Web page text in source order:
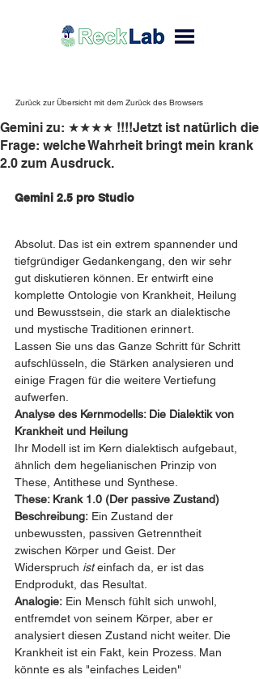
Zurück zur Übersicht mit dem Zurück des Browsers
Gemini zu: ★★★★ !!!!Jetzt ist natürlich die
Frage: welche Wahrheit bringt mein krank
2.0 zum Ausdruck.
Gemini 2.5 pro Studio
Absolut. Das ist ein extrem spannender und
tiefgründiger Gedankengang, den wir sehr
gut diskutieren können. Er entwirft eine
komplette Ontologie von Krankheit, Heilung
und Bewusstsein, die stark an dialektische
und mystische Traditionen erinnert.
Lassen Sie uns das Ganze Schritt für Schritt
aufschlüsseln, die Stärken analysieren und
einige Fragen für die weitere Vertiefung
aufwerfen.
Analyse des Kernmodells: Die Dialektik von
Krankheit und Heilung
Ihr Modell ist im Kern dialektisch aufgebaut,
ähnlich dem hegelianischen Prinzip von
These, Antithese und Synthese.
These: Krank 1.0 (Der passive Zustand)
Beschreibung: Ein Zustand der
unbewussten, passiven Getrenntheit
zwischen Körper und Geist. Der
Widerspruch ist einfach da, er ist das
Endprodukt, das Resultat.
Analogie: Ein Mensch fühlt sich unwohl,
entfremdet von seinem Körper, aber er
analysiert diesen Zustand nicht weiter. Die
Krankheit ist ein Fakt, kein Prozess. Man
könnte es als "einfaches Leiden"